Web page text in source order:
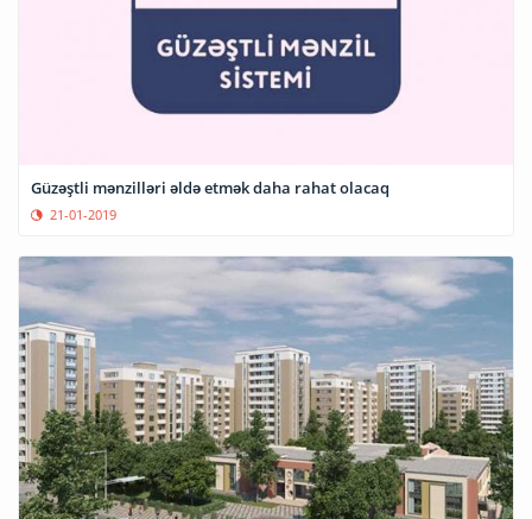
Güzəştli mənzilləri əldə etmək daha rahat olacaq
21-01-2019